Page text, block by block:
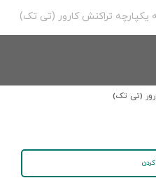
یکپارچه تراکنش کارور (تی تک)
(تی تک)
کردن